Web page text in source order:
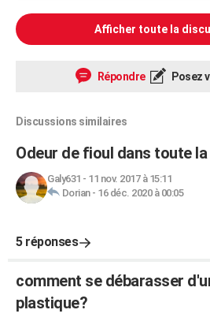
Afficher toute la
Répondre Posez
Discussions similaires
Odeur de fioul dans toute la
Galy631 - 11 nov. 2017 à 15:11
Dorian- 16 déc. 2020 à 00:05
5 réponses
comment se débarasser
plastique?